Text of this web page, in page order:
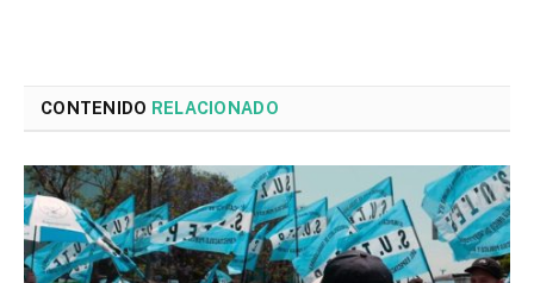
CONTENIDO RELACIONADO